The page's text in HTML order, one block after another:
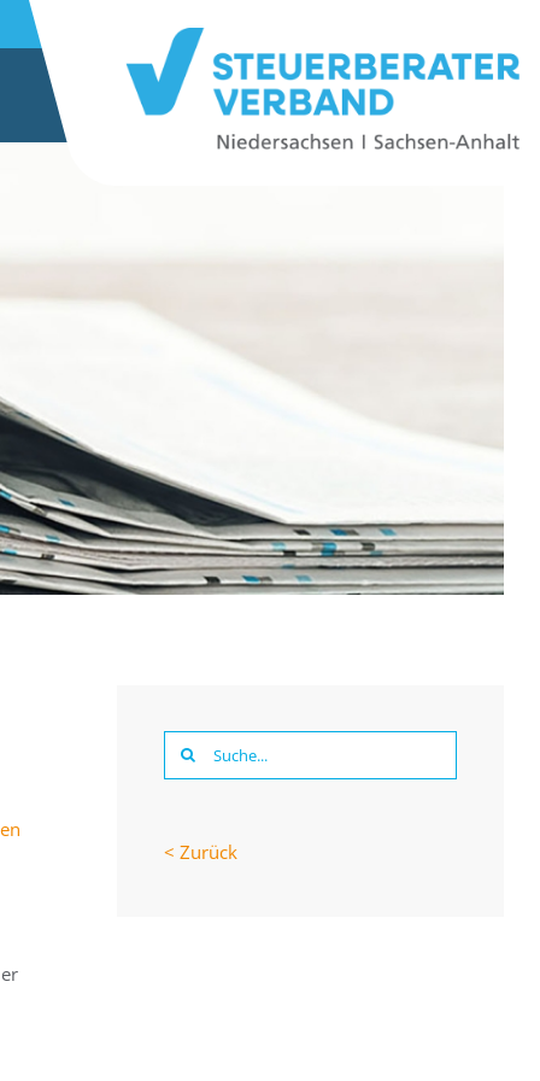
Suche
nach:
< Zurück